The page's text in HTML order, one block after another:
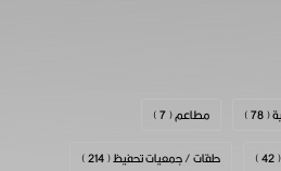
)
مطاعم ( 7 )
حلقات / جمعيات تحفيظ ( 214 )